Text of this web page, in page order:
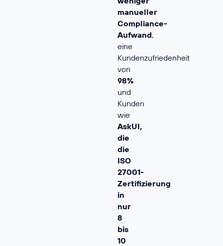
manueller
Compliance-
Aufwand,
eine
Kundenzufriedenheit
von
98%
und
Kunden
wie
AskUI,
die
die
ISO
27001-
Zertifizierung
in
nur
8
bis
10